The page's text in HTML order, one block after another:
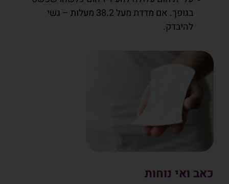
בגופך. אם מדדת מעל 38.2 מעלות – גשי
להיבדק.
כאב ואי נוחות